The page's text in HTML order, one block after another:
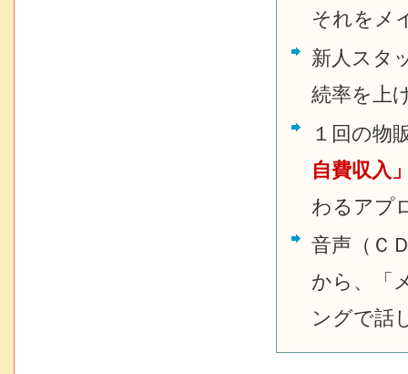
それをメ
新人スタ
続率を上
１回の物
自費収入
わるアプ
音声（Ｃ
から、「
ングで話